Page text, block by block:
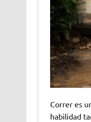
Correr es
habilidad